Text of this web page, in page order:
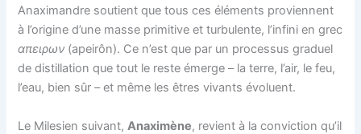
Anaximandre soutient que tous ces éléments proviennent
à l’origine d’une masse primitive et turbulente, l’infini en grec
απειρων (apeirôn). Ce n’est que par un processus graduel
de distillation que tout le reste émerge – la terre, l’air, le feu,
l’eau, bien sûr – et même les êtres vivants évoluent.
Le Milesien suivant,Anaximène, revient à la conviction qu’il